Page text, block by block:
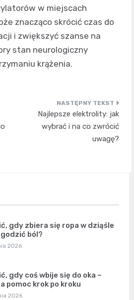
w miejscach
znacząco skrócić czas do
i zwiększyć szanse na
stan neurologiczny
krążenia.
Najlepsze elektrolity: jak
wybrać i na co zwrócić
uwagę?
gdy zbiera się ropa w dziąśle
ból?
2026
gdy coś wbije się do oka –
pomoc krok po kroku
2026